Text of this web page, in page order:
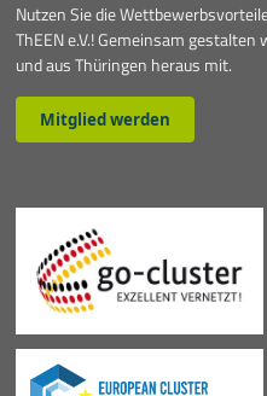
Nutzen Sie die
ThEEN e.V.! Gemeinsam
und aus Thüringen heraus mit.
Mitglied werden